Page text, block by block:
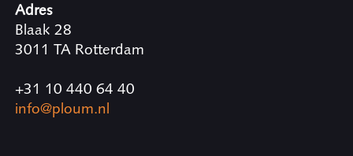
Adres
Blaak 28
3011 TA Rotterdam
+31 10 440 64 40
info@ploum.nl